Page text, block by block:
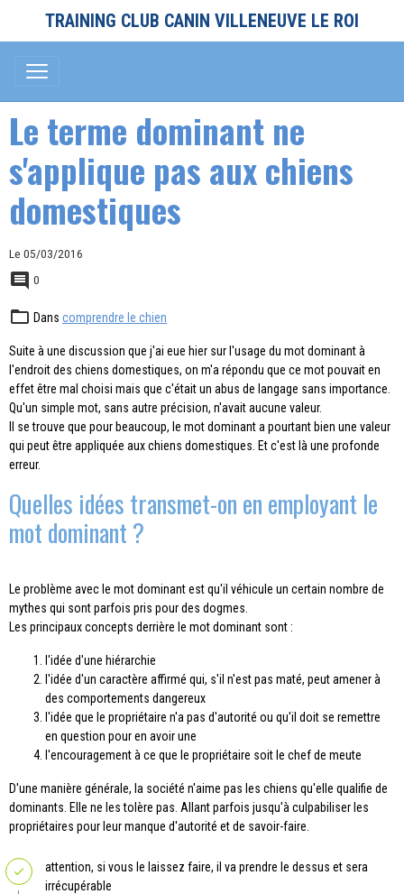
TRAINING CLUB CANIN VILLENEUVE LE ROI
Le terme dominant ne
s'applique pas aux chiens
domestiques
Le 05/03/2016
0
Dans comprendre le chien
Suite à une discussion que j'ai eue hier sur l'usage du mot dominant à
l'endroit des chiens domestiques, on m'a répondu que ce mot pouvait en
effet être mal choisi mais que c'était un abus de langage sans importance.
Qu'un simple mot, sans autre précision, n'avait aucune valeur.
Il se trouve que pour beaucoup, le mot dominant a pourtant bien une valeur
qui peut être appliquée aux chiens domestiques. Et c'est là une profonde
erreur.
Quelles idées transmet-on en employant le
mot dominant ?
Le problème avec le mot dominant est qu'il véhicule un certain nombre de
mythes qui sont parfois pris pour des dogmes.
Les principaux concepts derrière le mot dominant sont :
l'idée d'une hiérarchie
l'idée d'un caractère affirmé qui, s'il n'est pas maté, peut amener à
des comportements dangereux
l'idée que le propriétaire n'a pas d'autorité ou qu'il doit se remettre
en question pour en avoir une
l'encouragement à ce que le propriétaire soit le chef de meute
D'une manière générale, la société n'aime pas les chiens qu'elle qualifie de
dominants. Elle ne les tolère pas. Allant parfois jusqu'à culpabiliser les
propriétaires pour leur manque d'autorité et de savoir-faire.
attention, si vous le laissez faire, il va prendre le dessus et sera
irrécupérable